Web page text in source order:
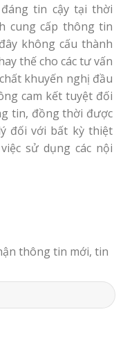
tin cậy tại thời
cung cấp thông tin
không cấu thành
thế cho các tư vấn
khuyến nghị đầu
cam kết tuyệt đối
tin, đồng thời được
đối với bất kỳ thiệt
sử dụng các nội
thông tin mới, tin